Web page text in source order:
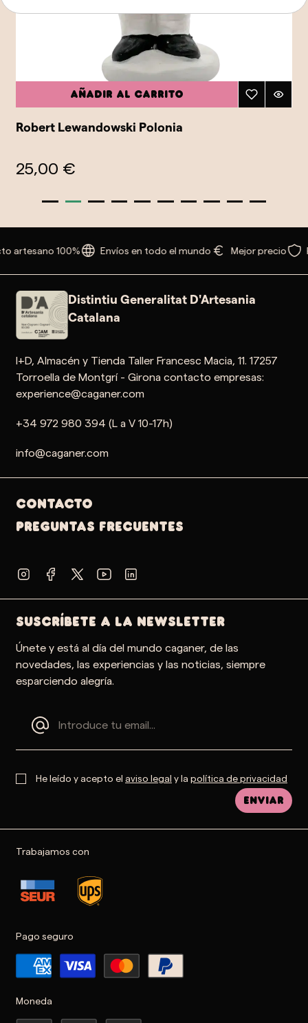
Añadir al carrito
Robert Lewandowski Polonia
25,00 €
artesano 100% Envíos en todo el mundo Mejor precio
Distintiu Generalitat D'Artesania
Catalana
I+D, Almacén y Tienda Taller Francesc Macia, 11. 17257
Torroella de Montgrí - Girona contacto empresas:
experience@caganer.com
+34 972 980 394 (L a V 10-17h)
info@caganer.com
Contacto
PREGUNTAS FRECUENTES
SUSCRÍBETE A LA NEWSLETTER
Únete y está al día del mundo caganer, de las
novedades, las experiencias y las noticias, siempre
esparciendo alegría.
He leído y acepto el aviso legal y la política de privacidad
Enviar
Trabajamos con
Pago seguro
Moneda